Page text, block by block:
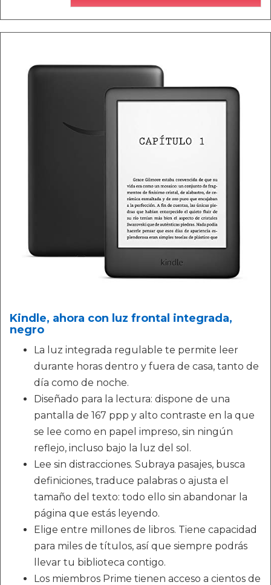
Kindle, ahora con luz frontal integrada,
negro
La luz integrada regulable te permite leer
durante horas dentro y fuera de casa, tanto de
día como de noche.
Diseñado para la lectura: dispone de una
pantalla de 167 ppp y alto contraste en la que
se lee como en papel impreso, sin ningún
reflejo, incluso bajo la luz del sol.
Lee sin distracciones. Subraya pasajes, busca
definiciones, traduce palabras o ajusta el
tamaño del texto: todo ello sin abandonar la
página que estás leyendo.
Elige entre millones de libros. Tiene capacidad
para miles de títulos, así que siempre podrás
llevar tu biblioteca contigo.
Los miembros Prime tienen acceso a cientos de